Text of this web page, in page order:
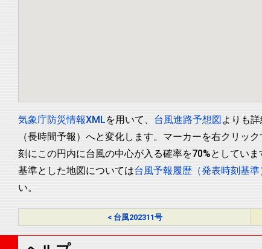
気象庁防災情報XMLを用いて、 台風進路予想図 よりも
（長時間予報）へと変化します。マーカーを右クリッ
刻にこの円内に台風の中心が入る確率を70%としてい
基準とした地図については台風予報履歴（発表時刻基準
い。
< 台風202311号